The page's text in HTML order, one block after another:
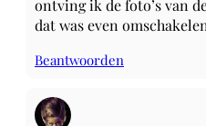
ontving ik de foto’s van
dat was even
Beantwoorden